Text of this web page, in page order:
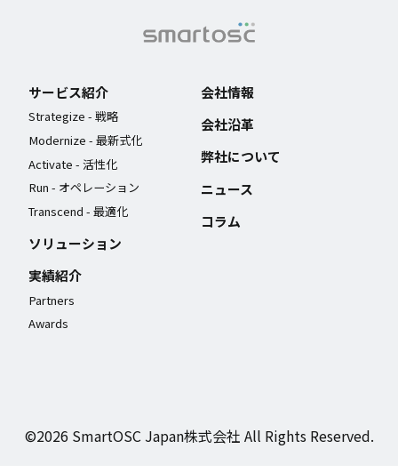
サービス紹介
Strategize - 戦略
Modernize - 最新式化
Activate - 活性化
Run - オペレーション
Transcend - 最適化
ソリューション
実績紹介
Partners
Awards
会社情報
会社沿革
弊社について
ニュース
コラム
©2026 SmartOSC Japan株式会社 All Rights Reserved.